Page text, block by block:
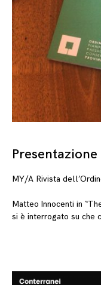
MY/A Rivista
Matteo Innocenti in
si è interrogato su che